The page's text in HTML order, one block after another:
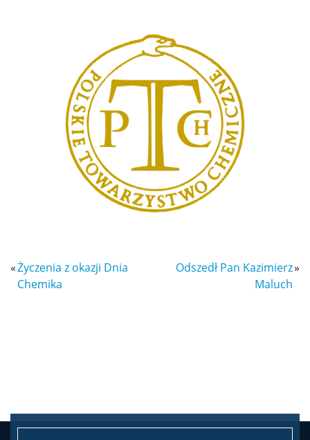
Regulaminy/zasady
Procedura przewodu doktorskiego
Ubezpieczenie zdrowotne
Dokumenty do pobrania
Intranet
Badania i nauka
«Życzenia z okazji Dnia
Chemika
Odszedł Pan Kazimierz
Maluch
»